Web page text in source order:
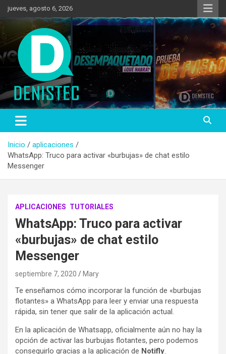
Saltar
al
contenido
jueves, agosto 6, 2026
DenisTec
Tecnología y más!
Inicio
aplicaciones
WhatsApp: Truco para activar «burbujas» de chat estilo
Messenger
APLICACIONES TUTORIALES
WhatsApp: Truco para activar
«burbujas» de chat estilo
Messenger
septiembre 7, 2020 Mary
Te enseñamos cómo incorporar la función de «burbujas
flotantes» a WhatsApp para leer y enviar una respuesta
rápida, sin tener que salir de la aplicación actual.
En la aplicación de Whatsapp, oficialmente aún no hay la
opción de activar las burbujas flotantes, pero podemos
conseguirlo gracias a la aplicación de Notifly.